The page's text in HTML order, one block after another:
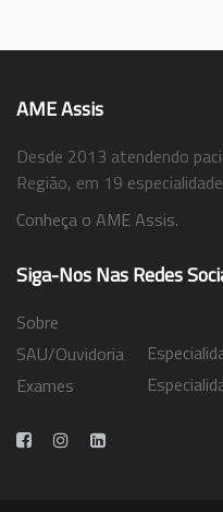
AME Assis
Desde 2013 atendendo
Região, em 19
Conheça o AME Assis.
Siga-Nos Nas Redes
Sobre
SAU/Ouvidoria
Exames